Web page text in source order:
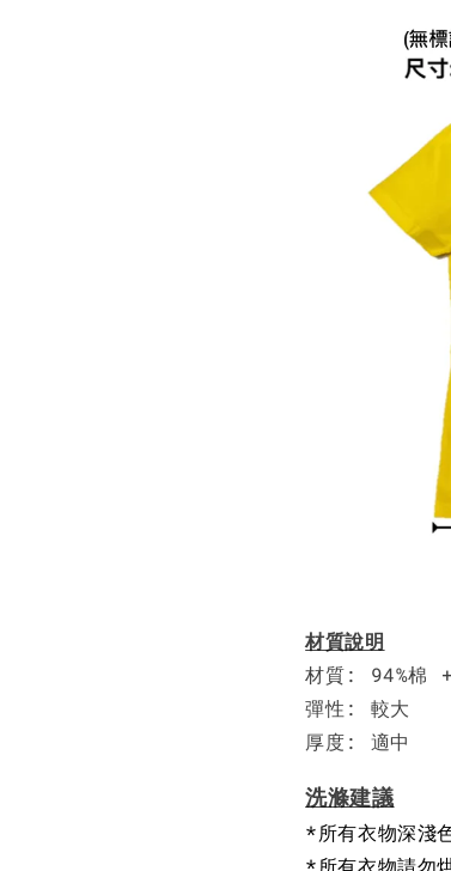
材質說明
材質: 94%棉
彈性: 較大
厚度: 適中
洗滌建議
*所有衣物深淺
*所有衣物請勿